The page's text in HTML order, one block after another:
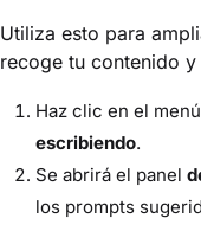
Utiliza esto para
recoge tu contenido
Haz clic en el menú
escribiendo.
Se abrirá el panel
los prompts